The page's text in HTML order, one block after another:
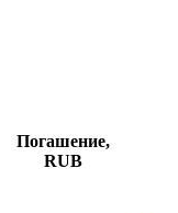
Погашение,
RUB